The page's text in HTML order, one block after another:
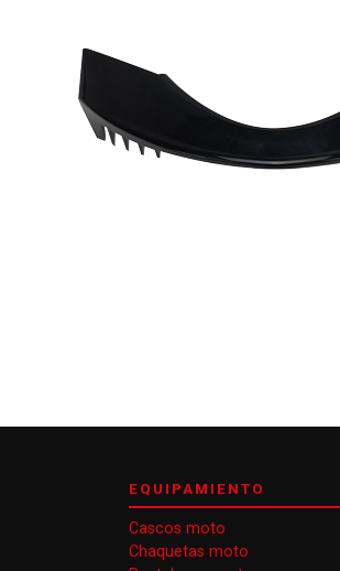
EQUIPAMIENTO
Cascos moto
Chaquetas moto